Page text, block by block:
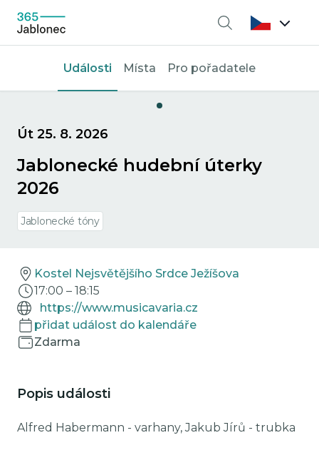
Vyhledávání
Události Místa Pro pořadatele
Út 25. 8. 2026
Jablonecké hudební úterky
2026
Jablonecké tóny
Kostel Nejsvětějšího Srdce Ježíšova
17:00 – 18:15
https://www.musicavaria.cz
přidat událost do kalendáře
Zdarma
Popis události
Alfred Habermann - varhany, Jakub Jírů - trubka